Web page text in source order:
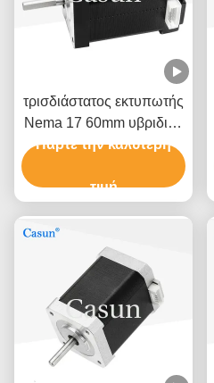
τρισδιάστατος εκτυπωτής
Nema 17 60mm υβριδική
Stepper φάση μηχανών
Πάρτε την καλύτερη
τιμή